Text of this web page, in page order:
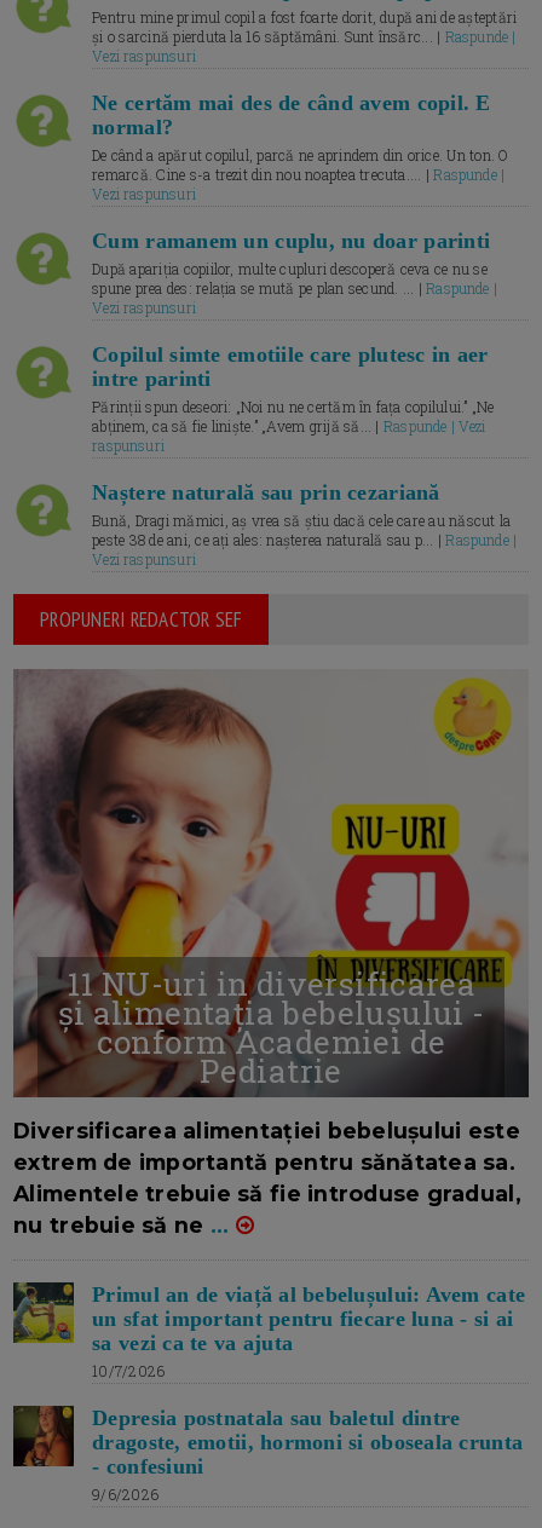
Pentru mine primul copil a fost foarte dorit, după ani de așteptări
și o sarcină pierduta la 16 săptămâni. Sunt însărc... | Raspunde |
Vezi raspunsuri
Ne certăm mai des de când avem copil. E
normal?
De când a apărut copilul, parcă ne aprindem din orice. Un ton. O
remarcă. Cine s-a trezit din nou noaptea trecuta.... |Raspunde |
Vezi raspunsuri
Cum ramanem un cuplu, nu doar parinti
După apariția copiilor, multe cupluri descoperă ceva ce nu se
spune prea des: relația se mută pe plan secund. ... |Raspunde |
Vezi raspunsuri
Copilul simte emotiile care plutesc in aer
intre parinti
Părinții spun deseori: „Noi nu ne certăm în fața copilului.” „Ne
abținem, ca să fie liniște.” „Avem grijă să... | Raspunde | Vezi
raspunsuri
Naștere naturală sau prin cezariană
Bună, Dragi mămici, aș vrea să știu dacă cele care au născut la
peste 38 de ani, ce ați ales: nașterea naturală sau p... |Raspunde |
Vezi raspunsuri
PROPUNERI REDACTOR SEF
11 NU-uri in diversificarea
și alimentația bebelușului -
conform Academiei de
Pediatrie
Diversificarea alimentației bebelușului este
extrem de importantă pentru sănătatea sa.
Alimentele trebuie să fie introduse gradual,
nu trebuie să ne ...
Primul an de viață al bebelușului: Avem cate
un sfat important pentru fiecare luna - si ai
sa vezi ca te va ajuta
10/7/2026
Depresia postnatala sau baletul dintre
dragoste, emotii, hormoni si oboseala crunta
- confesiuni
9/6/2026